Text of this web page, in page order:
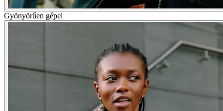
Gyönyörűen gépel